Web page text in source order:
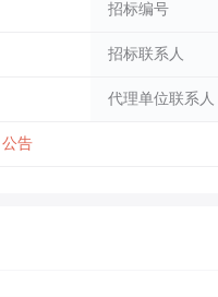
招标编号
招标联系人
代理单位联系人
公告